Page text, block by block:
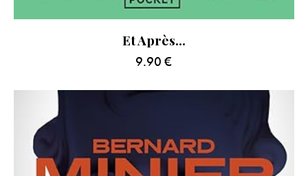
Et Après…
9.90 €